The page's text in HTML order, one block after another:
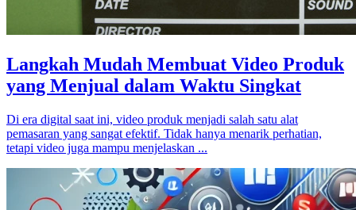
Langkah Mudah Membuat Video Produk
yang Menjual dalam Waktu Singkat
Di era digital saat ini, video produk menjadi salah satu alat
pemasaran yang sangat efektif. Tidak hanya menarik perhatian,
tetapi video juga mampu menjelaskan ...